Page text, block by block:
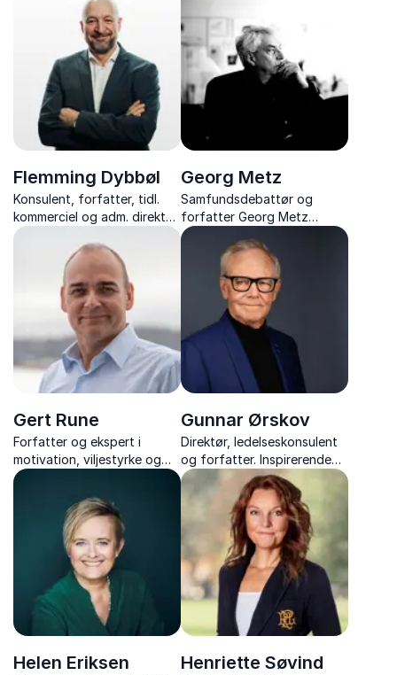
TEDx- speaker
“Korpset” og som forfatter,
der med friluftsliv inspirerer
samarbejde.
Flemming Dybbøl
Konsulent, forfatter, tidl.
kommerciel og adm. direktør
- forener benhård
erhvervsstrategi med
rockens kreativitet i
foredrag om ledelse,
innovation og samspil.
Georg Metz
Samfundsdebattør og
forfatter Georg Metz
forener viden, satire og
erfaring i foredrag, der
giver indsigt og inspiration
til debat om politik, kunst
og dansk kultur.
Gert Rune
Forfatter og ekspert i
motivation, viljestyrke og
forandringer. Gert Rune
inspirerer med en stærk
livshistorie – fra
kræftpatient til Ironman.
Gunnar Ørskov
Direktør, ledelseskonsulent
og forfatter. Inspirerende
foredragsholder med tre
årtiers erfaring i
arbejdsglæde, forandring
og kommunikation.
Helen Eriksen Henriette Søvind